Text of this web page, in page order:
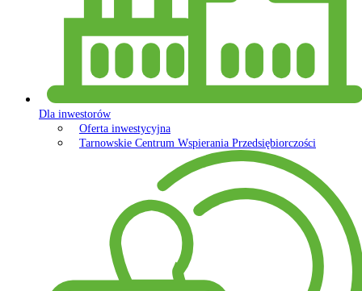
Dla inwestorów
Oferta inwestycyjna
Tarnowskie Centrum Wspierania Przedsiębiorczości